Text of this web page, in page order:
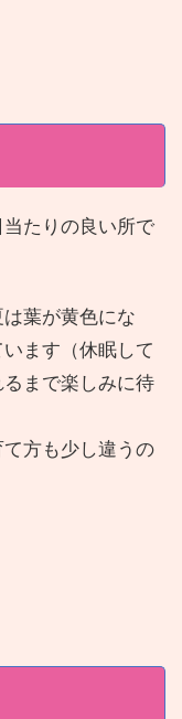
当たりの良い所で
葉が黄色にな
ます（休眠して
まで楽しみに待
方も少し違うの